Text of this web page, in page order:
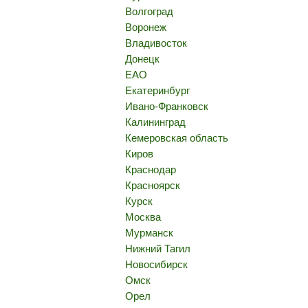
Волгоград
Воронеж
Владивосток
Донецк
ЕАО
Екатеринбург
Ивано-Франковск
Калининград
Кемеровская область
Киров
Краснодар
Красноярск
Курск
Москва
Мурманск
Нижний Тагил
Новосибирск
Омск
Орел